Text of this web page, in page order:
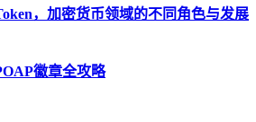
，加密货币领域的不同角色与发展
徽章全攻略